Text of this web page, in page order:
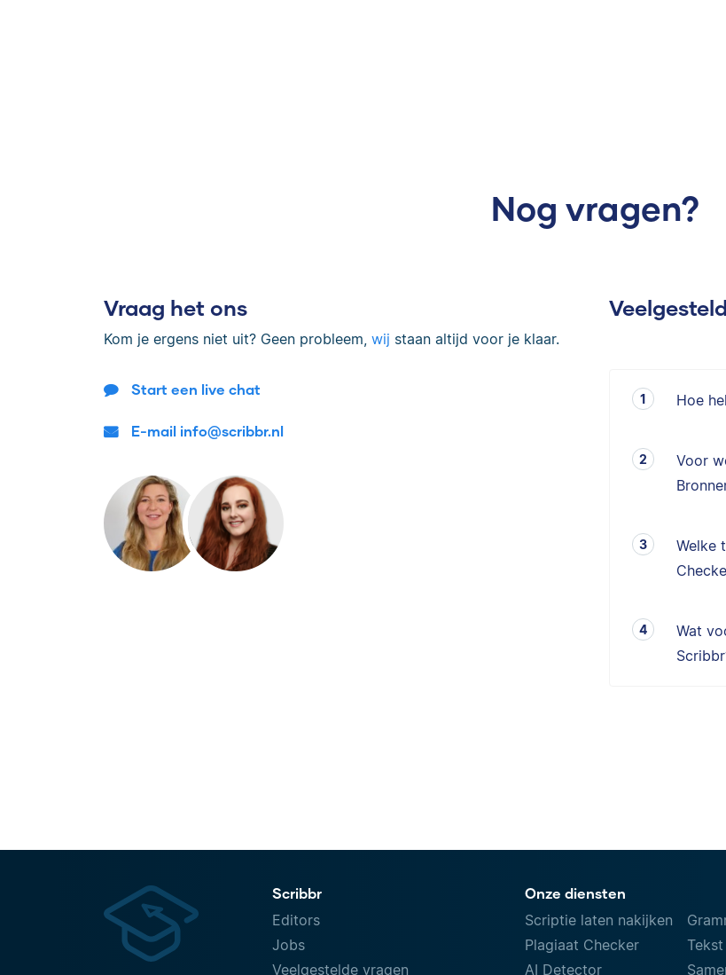
Nog vragen?
Vraag het ons
Kom je ergens niet uit? Geen probleem, wij staan altijd voor je klaar.
Start een live chat
E-mail info@scribbr.nl
Hoe
Voor
Welke
Wat
Scribbr
Editors
Jobs
Veelgestelde vragen
Onze diensten
Scriptie laten nakijken
Plagiaat Checker
AI Detector